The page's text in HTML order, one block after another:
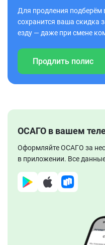
Для продления подберём
сохранится ваша скидка
езду — даже при смене
Продлить полис
ОСАГО в вашем
Оформляйте ОСАГО за
в приложении. Все